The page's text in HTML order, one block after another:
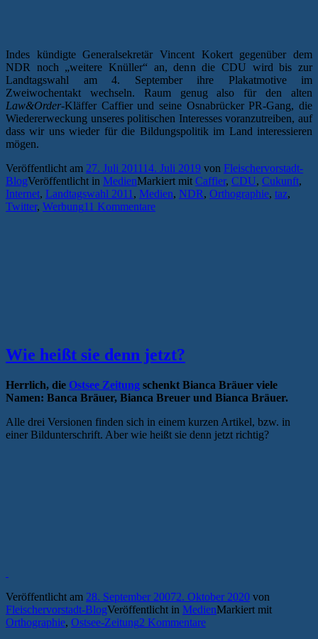
Indes kündigte Generalsekretär Vincent Kokert gegenüber dem
NDR noch „weitere Knüller“ an, denn die CDU wird bis zur
Landtagswahl am 4. September ihre Plakatmotive im
Zweiwochentakt wechseln. Raum genug also für den alten
Law&Order-Kläffer Caffier und seine Osnabrücker PR-Gang, die
Wiedererweckung unseres politischen Interesses voranzutreiben, auf
dass wir uns wieder für die Bildungspolitik im Land interessieren
mögen.
Veröffentlicht am 27. Juli 201114. Juli 2019 von Fleischervorstadt-
BlogVeröffentlicht in MedienMarkiert mit Caffier, CDU, Cukunft,
Internet, Landtagswahl 2011 , Medien, NDR, Orthographie, taz,
Twitter, Werbung11 Kommentare
Wie heißt sie denn jetzt?
Herrlich, die Ostsee Zeitung schenkt Bianca Bräuer viele
Namen: Banca Bräuer, Bianca Breuer und Bianca Bräuer.
Alle drei Versionen finden sich in einem kurzen Artikel, bzw. in
einer Bildunterschrift. Aber wie heißt sie denn jetzt richtig?
Veröffentlicht am 28. September 20072. Oktober 2020 von
Fleischervorstadt-BlogVeröffentlicht in MedienMarkiert mit
Orthographie, Ostsee-Zeitung2 Kommentare